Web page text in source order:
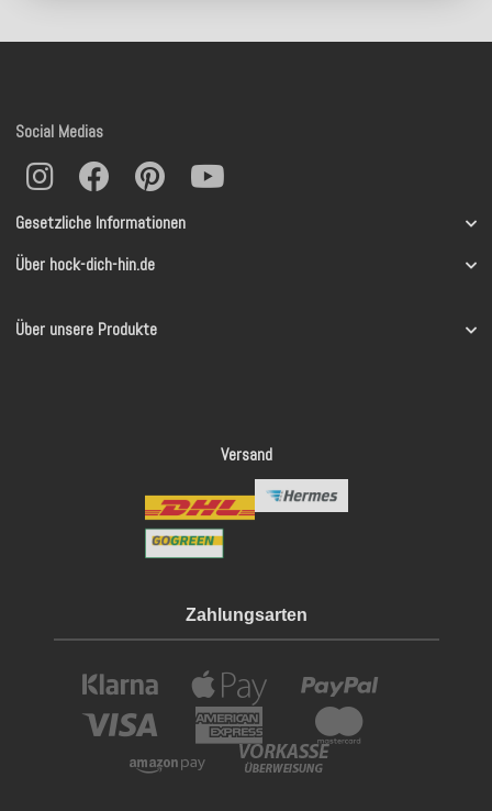
Gesetzliche Informationen
Über hock-dich-hin.de
Über unsere Produkte
Social Medias
Versand
Zahlungsarten